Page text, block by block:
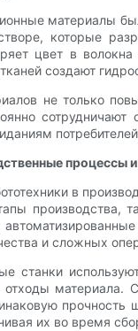
материалы
которые
цвет в
создают
не только
процессы
в
производства,
и сложных
станки
отходы
их во время